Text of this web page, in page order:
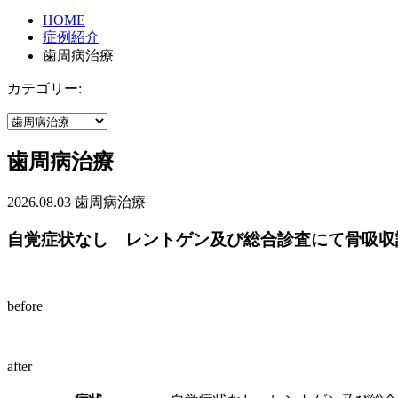
HOME
症例紹介
歯周病治療
カテゴリー:
歯周病治療
2026.08.03 歯周病治療
自覚症状なし レントゲン及び総合診査にて骨吸
before
after